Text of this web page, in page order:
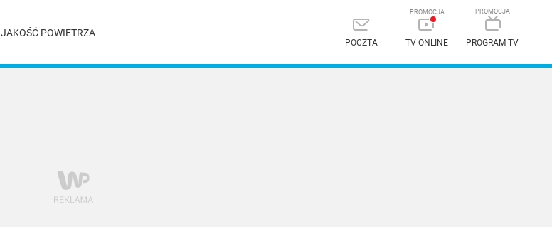
JAKOŚĆ POWIETRZA
POCZTA TV ONLINE PROGRAM TV